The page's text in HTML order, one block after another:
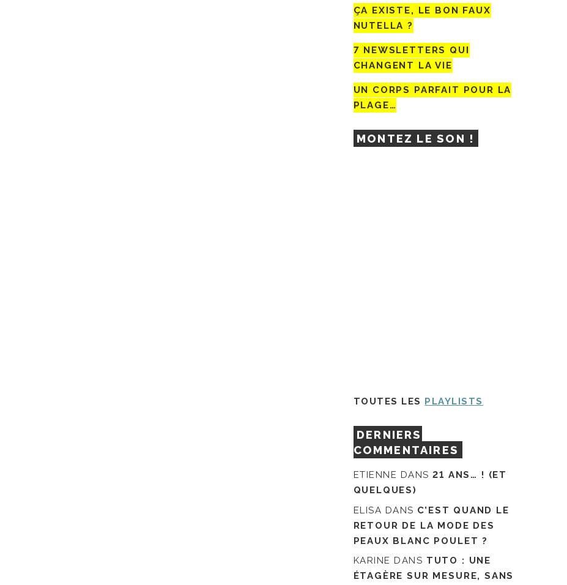
ÇA EXISTE, LE BON FAUX
NUTELLA ?
7 NEWSLETTERS QUI
CHANGENT LA VIE
UN CORPS PARFAIT POUR LA
PLAGE…
MONTEZ LE SON !
TOUTES LES PLAYLISTS
DERNIERS
COMMENTAIRES
ETIENNE DANS21 ANS… ! (ET
QUELQUES)
ELISA DANS C’EST QUAND LE
RETOUR DE LA MODE DES
PEAUX BLANC POULET ?
KARINE DANS TUTO : UNE
ÉTAGÈRE SUR MESURE, SANS